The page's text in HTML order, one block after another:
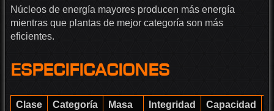
Núcleos de energía mayores producen más energía
mientras que plantas de mejor categoría son más
eficientes.
Especificaciones
Clase Categoría
Masa
Integridad
Capacidad